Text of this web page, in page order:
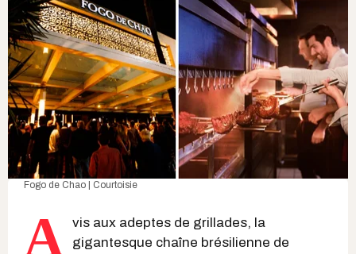
Fogo de Chao | Courtoisie
A vis aux adeptes de grillades, la
gigantesque chaîne brésilienne de